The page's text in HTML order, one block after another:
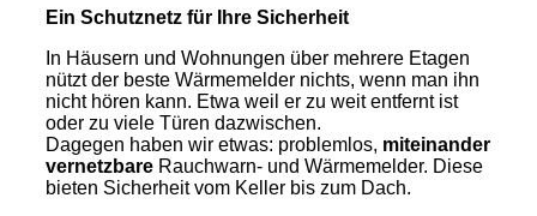
Ein Schutznetz für Ihre Sicherheit
In Häusern und Wohnungen über mehrere Etagen
nützt der beste Wärmemelder nichts, wenn man ihn
nicht hören kann. Etwa weil er zu weit entfernt ist
oder zu viele Türen dazwischen.
Dagegen haben wir etwas: problemlos, miteinander
vernetzbare Rauchwarn- und Wärmemelder. Diese
bieten Sicherheit vom Keller bis zum Dach.